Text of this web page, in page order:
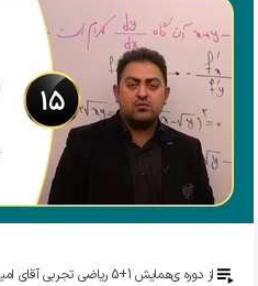
از دوره یهمایش 1+5 ریاضی تجربی آقای امینی راد